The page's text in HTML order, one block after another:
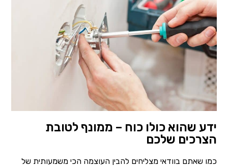
ידע שהוא כולו כוח – ממונף לטובת
הצרכים שלכם
כמו שאתם בוודאי מצליחים להבין העוצמה הכי משמעותית של